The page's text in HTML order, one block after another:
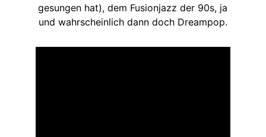
gesungen hat), dem Fusionjazz der 90s, ja
und wahrscheinlich dann doch Dreampop.